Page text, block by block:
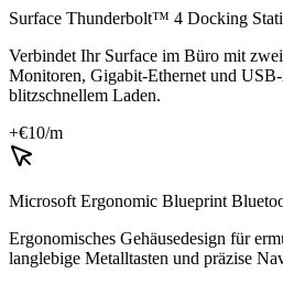
Surface Thunderbolt™ 4 Docking
Verbindet Ihr Surface im Büro mit
Monitoren, Gigabit-Ethernet und
blitzschnellem Laden.
+€10/m
Microsoft Ergonomic Blueprint
Ergonomisches Gehäusedesign für
langlebige Metalltasten und präzise